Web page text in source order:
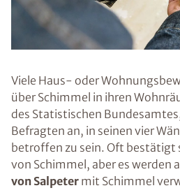
Viele Haus- oder
über Schimmel in ihren
des Statistischen
Befragten an, in seinen vier
betroffen zu sein. Oft bestätigt
von Schimmel, aber es werden
von Salpeter mit Schimmel